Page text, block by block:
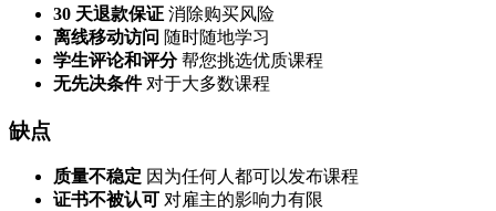
30 天退款保证 消除购买风险
离线移动访问 随时随地学习
学生评论和评分帮您挑选优质课程
无先决条件对于大多数课程
缺点
质量不稳定 因为任何人都可以发布课程
证书不被认可 对雇主的影响力有限